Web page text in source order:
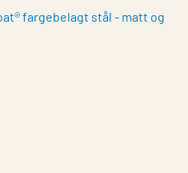
fargebelagt stål - matt og